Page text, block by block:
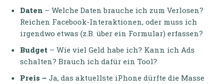
Daten – Welche Daten brauche ich zum Verlosen?
Reichen Facebook-Interaktionen, oder muss ich
irgendwo etwas (z.B. über ein Formular) erfassen?
Budget – Wie viel Geld habe ich? Kann ich Ads
schalten? Brauch ich dafür ein Tool?
Preis – Ja, das aktuellste iPhone dürfte die Masse